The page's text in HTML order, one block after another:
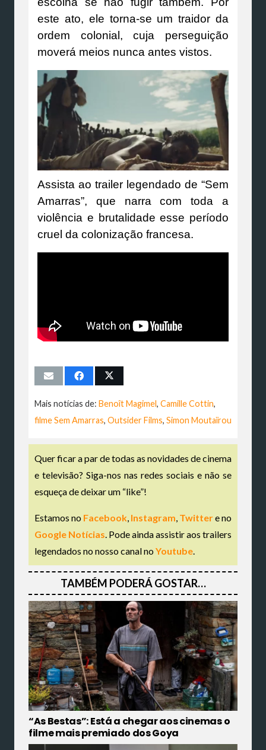
este ato, ele torna-se um traidor da
ordem colonial, cuja perseguição
moverá meios nunca antes vistos.
Assista ao trailer legendado de “Sem
Amarras”, que narra com toda a
violência e brutalidade esse período
cruel da colonização francesa.
Mais notícias de: Benoît Magimel, Camille Cottin,
filme Sem Amarras, Outsider Films, Simon Moutaïrou
Quer ficar a par de todas as novidades de cinema
e televisão? Siga-nos nas redes sociais e não se
esqueça de deixar um “like”!
Estamos no Facebook, Instagram, Twittere no
Google Notícias. Pode ainda assistir aos trailers
legendados no nosso canal noYoutube.
TAMBÉM PODERÁ GOSTAR…
“As Bestas”: Está a chegar aos cinemas o
filme mais premiado dos Goya